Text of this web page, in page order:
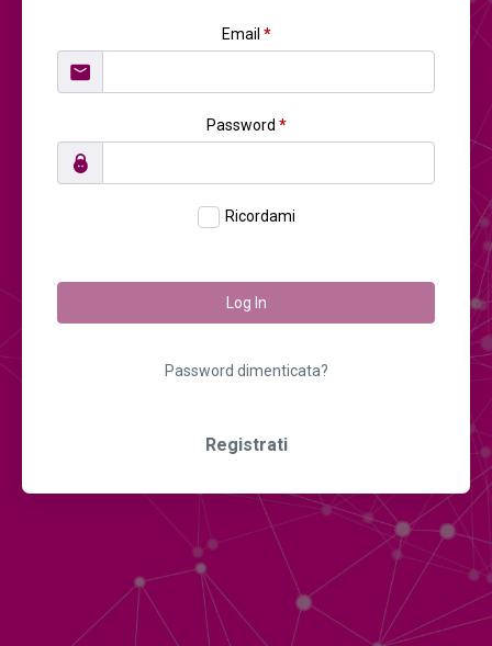
Email *
Password *
Ricordami
Log In
Password dimenticata?
Registrati